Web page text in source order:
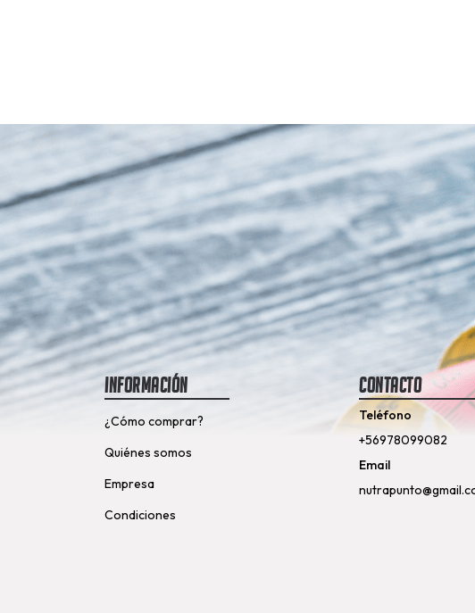
Información
¿Cómo comprar?
Quiénes somos
Empresa
Condiciones
Contacto
Teléfono
+56978099082
Email